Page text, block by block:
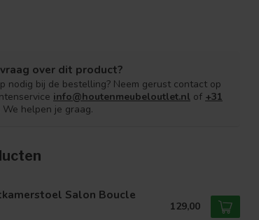
over dit product?
nodig bij de bestelling? Neem gerust contact op
info@houtenmeubeloutlet.nl of +31
We helpen je graag.
Salon Boucle
129,00